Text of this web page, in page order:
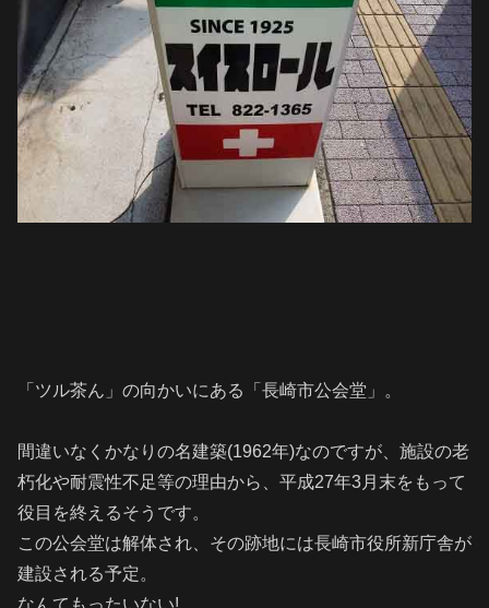
「ツル茶ん」の向かいにある「長崎市公会堂」。
間違いなくかなりの名建築(1962年)なのですが、施設の老
朽化や耐震性不足等の理由から、平成27年3月末をもって
役目を終えるそうです。
この公会堂は解体され、その跡地には長崎市役所新庁舎が
建設される予定。